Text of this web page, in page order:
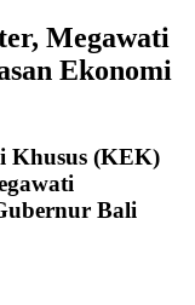
Megawati
Ekonomi
Khusus (KEK)
Bali